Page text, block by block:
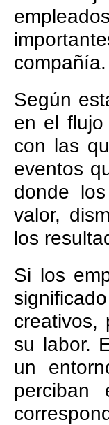
compañía.
Según
en el flujo
con las
eventos
donde
valor,
los
Si los
creativos,
su labor.
un